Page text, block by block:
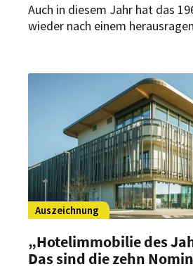
Auch in diesem Jahr hat das
wieder nach einem
steht nun fest. Der Preis
Rahmen des 196+ forum
Auszeichnung
„Hotelimmobilie des
Das sind die zehn